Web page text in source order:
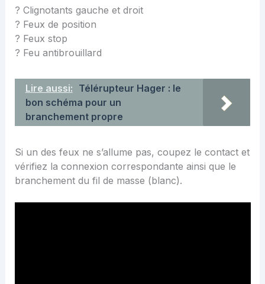
? Clignotants gauche et droit
? Feux de position
? Feux stop
?️ Feu antibrouillard
Lire aussi: Télérupteur Hager : le
bon schéma pour un
branchement propre
Si un des feux ne s’allume pas, coupez le contact et
vérifiez la connexion correspondante ainsi que le
branchement du fil de masse (blanc).